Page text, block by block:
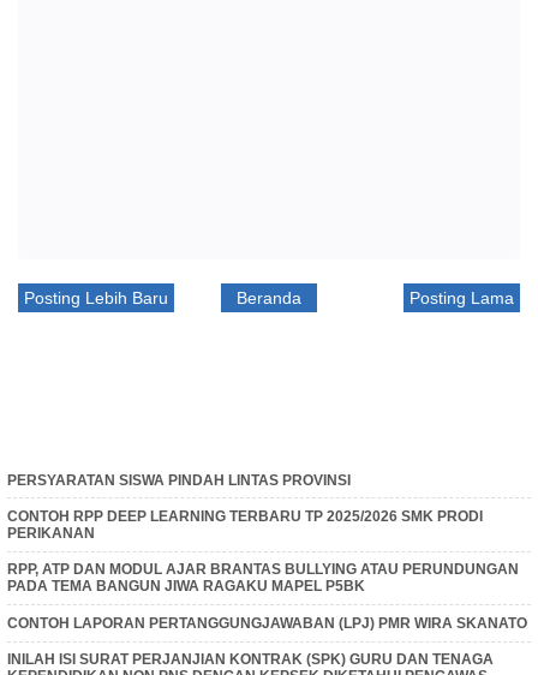
Posting Lebih Baru Posting Lama
Beranda
PERSYARATAN SISWA PINDAH LINTAS PROVINSI
CONTOH RPP DEEP LEARNING TERBARU TP 2025/2026 SMK PRODI
PERIKANAN
RPP, ATP DAN MODUL AJAR BRANTAS BULLYING ATAU PERUNDUNGAN
PADA TEMA BANGUN JIWA RAGAKU MAPEL P5BK
CONTOH LAPORAN PERTANGGUNGJAWABAN (LPJ) PMR WIRA SKANATO
INILAH ISI SURAT PERJANJIAN KONTRAK (SPK) GURU DAN TENAGA